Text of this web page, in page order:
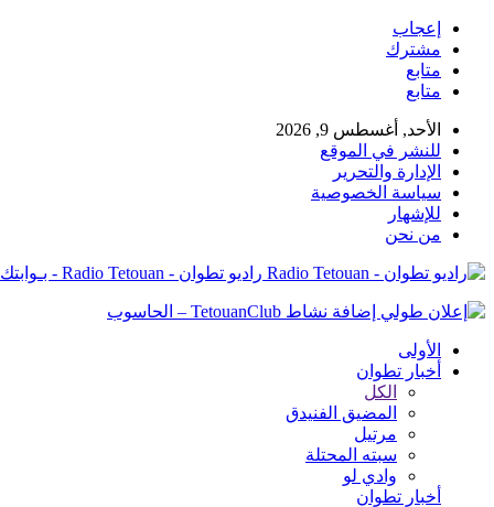
إعجاب
مشترك
متابع
متابع
الأحد, أغسطس 9, 2026
للنشر في الموقع
الإدارة والتحرير
سياسة الخصوصية
للإشهار
من نحن
راديو تطوان - Radio Tetouan - بـوابتك نـحو الخبر
الأولى
أخبار تطوان
الكل
المضيق الفنيدق
مرتيل
سبته المحتلة
وادي لو
أخبار تطوان